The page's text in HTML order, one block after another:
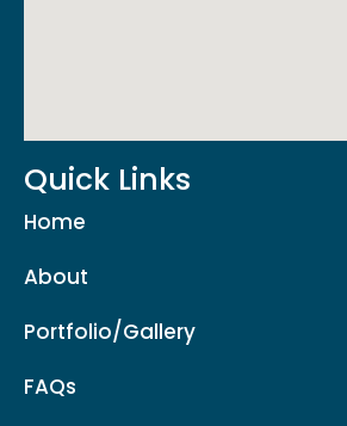
Quick Links
Home
About
Portfolio/Gallery
FAQs